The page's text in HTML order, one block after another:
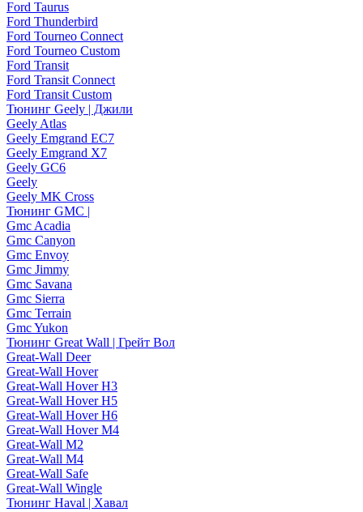
Ford Taurus
Ford Thunderbird
Ford Tourneo Connect
Ford Tourneo Custom
Ford Transit
Ford Transit Connect
Ford Transit Custom
Тюнинг Geely | Джили
Geely Atlas
Geely Emgrand EC7
Geely Emgrand X7
Geely GC6
Geely
Geely MK Cross
Тюнинг GMC |
Gmc Acadia
Gmc Canyon
Gmc Envoy
Gmc Jimmy
Gmc Savana
Gmc Sierra
Gmc Terrain
Gmc Yukon
Тюнинг Great Wall | Грейт Вол
Great-Wall Deer
Great-Wall Hover
Great-Wall Hover H3
Great-Wall Hover H5
Great-Wall Hover H6
Great-Wall Hover M4
Great-Wall M2
Great-Wall M4
Great-Wall Safe
Great-Wall Wingle
Тюнинг Haval | Хавал